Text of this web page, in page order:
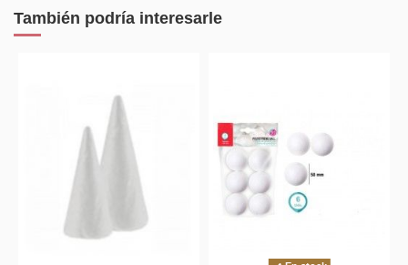
También podría interesarle